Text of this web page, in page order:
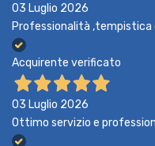
03 Luglio 2026
Professionalità ,tempistica
Acquirente verificato
03 Luglio 2026
Ottimo servizio e